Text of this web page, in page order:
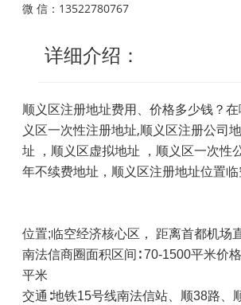
微 信：13522780767
详细介绍：
顺义区注册地址费用、价格多少钱？
义区一次性注册地址,顺义区注册公司
址 ，顺义区虚拟地址 ，顺义区一次性
年不续费地址，顺义区注册地址位置
位置;临空经济核心区， 距离首都机场
南法信商圈面积区间∶70-1500平米价
平米
交通∶地铁15号线南法信站、顺38路、